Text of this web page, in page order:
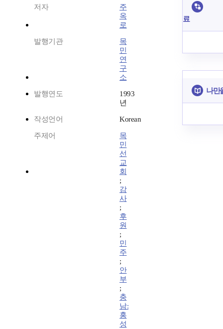
저자
주
옥
로
발행기관
목
민
연
구
소
발행연도
1993
년
작성언어 Korean
주제어
목
민
선
교
회
;
감
사
;
후
원
;
민
주
;
안
부
;
충
남:
홍
성
료
나만